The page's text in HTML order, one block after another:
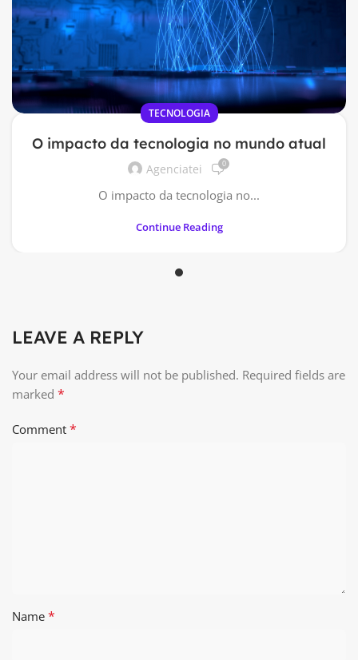
TECNOLOGIA
O impacto da tecnologia no mundo atual
Agenciatei 0
O impacto da tecnologia no...
Continue Reading
LEAVE A REPLY
Your email address will not be published. Required fields are
marked *
Comment *
Name *